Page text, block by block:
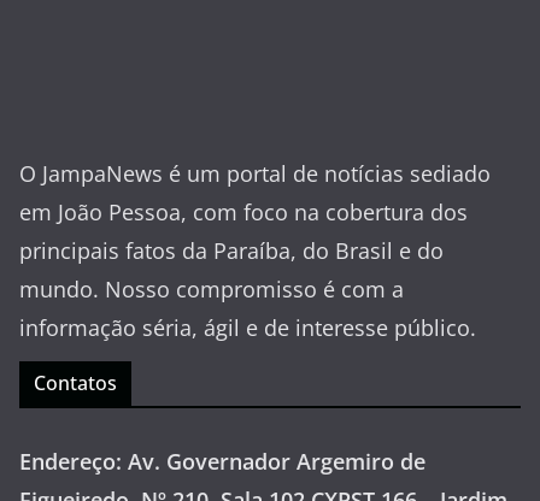
O JampaNews é um portal de notícias sediado
em João Pessoa, com foco na cobertura dos
principais fatos da Paraíba, do Brasil e do
mundo. Nosso compromisso é com a
informação séria, ágil e de interesse público.
Contatos
Endereço: Av. Governador Argemiro de